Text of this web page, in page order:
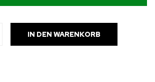
IN DEN WARENKORB